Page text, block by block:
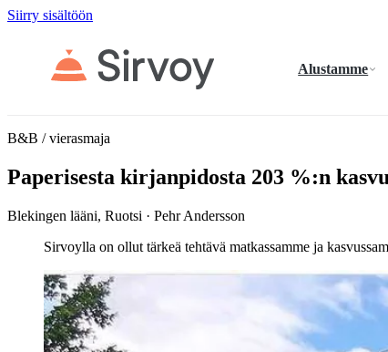
Siirry sisältöön
Alustamme
B&B / vierasmaja
Paperisesta kirjanpidosta 203 %:n
Blekingen lääni, Ruotsi · Pehr Andersson
Sirvoylla on ollut tärkeä tehtävä matkassamme ja